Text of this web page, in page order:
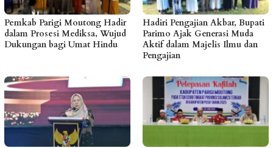
Pemkab Parigi Moutong Hadir
dalam Prosesi Mediksa, Wujud
Dukungan bagi Umat Hindu
Hadiri Pengajian Akbar, Bupati
Parimo Ajak Generasi Muda
Aktif dalam Majelis Ilmu dan
Pengajian